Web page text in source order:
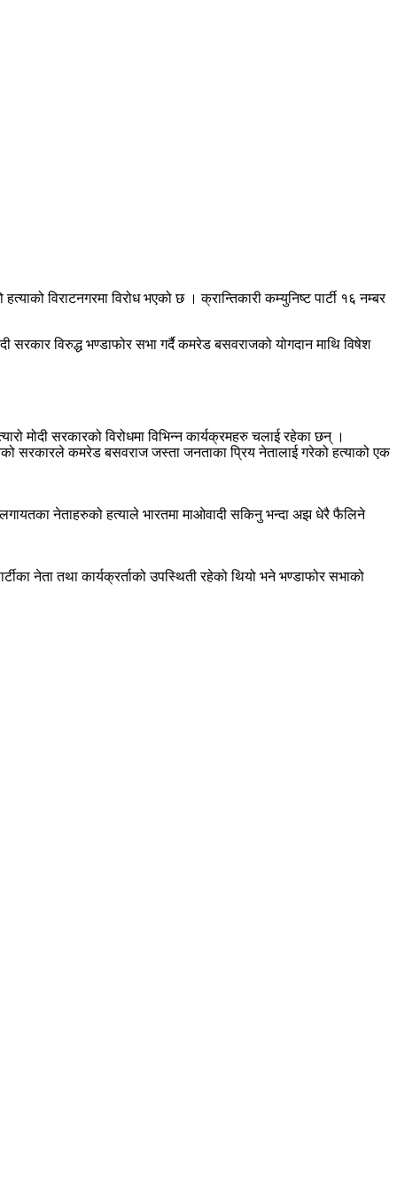
विराटनगरमा विरोध भएको छ । क्रान्तिकारी कम्युनिष्ट पार्टी १६ नम्बर
सरकार विरुद्ध भण्डाफोर सभा गर्दै कमरेड बसवराजको योगदान माथि विषेश
मोदी सरकारको विरोधमा विभिन्न कार्यक्रमहरु चलाई रहेका छन् ।
सरकारले कमरेड बसवराज जस्ता जनताका प्रिय नेतालाई गरेको हत्याको एक
लगायतका नेताहरुको हत्याले भारतमा माओवादी सकिनु भन्दा अझ धेरै फैलिने
नेता तथा कार्यक्रर्ताको उपस्थिती रहेको थियो भने भण्डाफोर सभाको